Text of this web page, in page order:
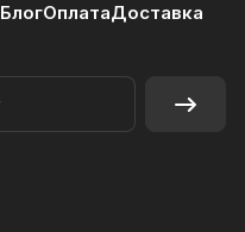
БлогОплатаДоставка